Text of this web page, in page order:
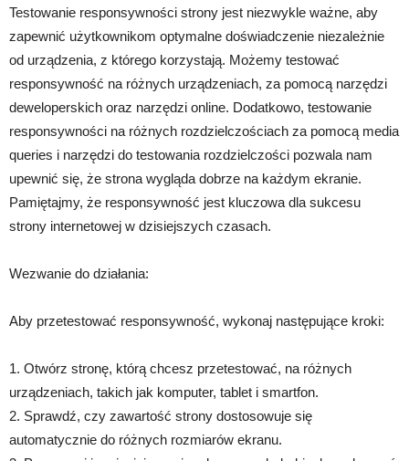
Testowanie responsywności strony jest niezwykle ważne, aby
zapewnić użytkownikom optymalne doświadczenie niezależnie
od urządzenia, z którego korzystają. Możemy testować
responsywność na różnych urządzeniach, za pomocą narzędzi
deweloperskich oraz narzędzi online. Dodatkowo, testowanie
responsywności na różnych rozdzielczościach za pomocą media
queries i narzędzi do testowania rozdzielczości pozwala nam
upewnić się, że strona wygląda dobrze na każdym ekranie.
Pamiętajmy, że responsywność jest kluczowa dla sukcesu
strony internetowej w dzisiejszych czasach.
Wezwanie do działania:
Aby przetestować responsywność, wykonaj następujące kroki:
1. Otwórz stronę, którą chcesz przetestować, na różnych
urządzeniach, takich jak komputer, tablet i smartfon.
2. Sprawdź, czy zawartość strony dostosowuje się
automatycznie do różnych rozmiarów ekranu.